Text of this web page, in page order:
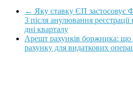
← Яку ставку ЄП
3 після анулювання
дні кварталу
Арешт рахунків боржника: що
рахунку для видаткових